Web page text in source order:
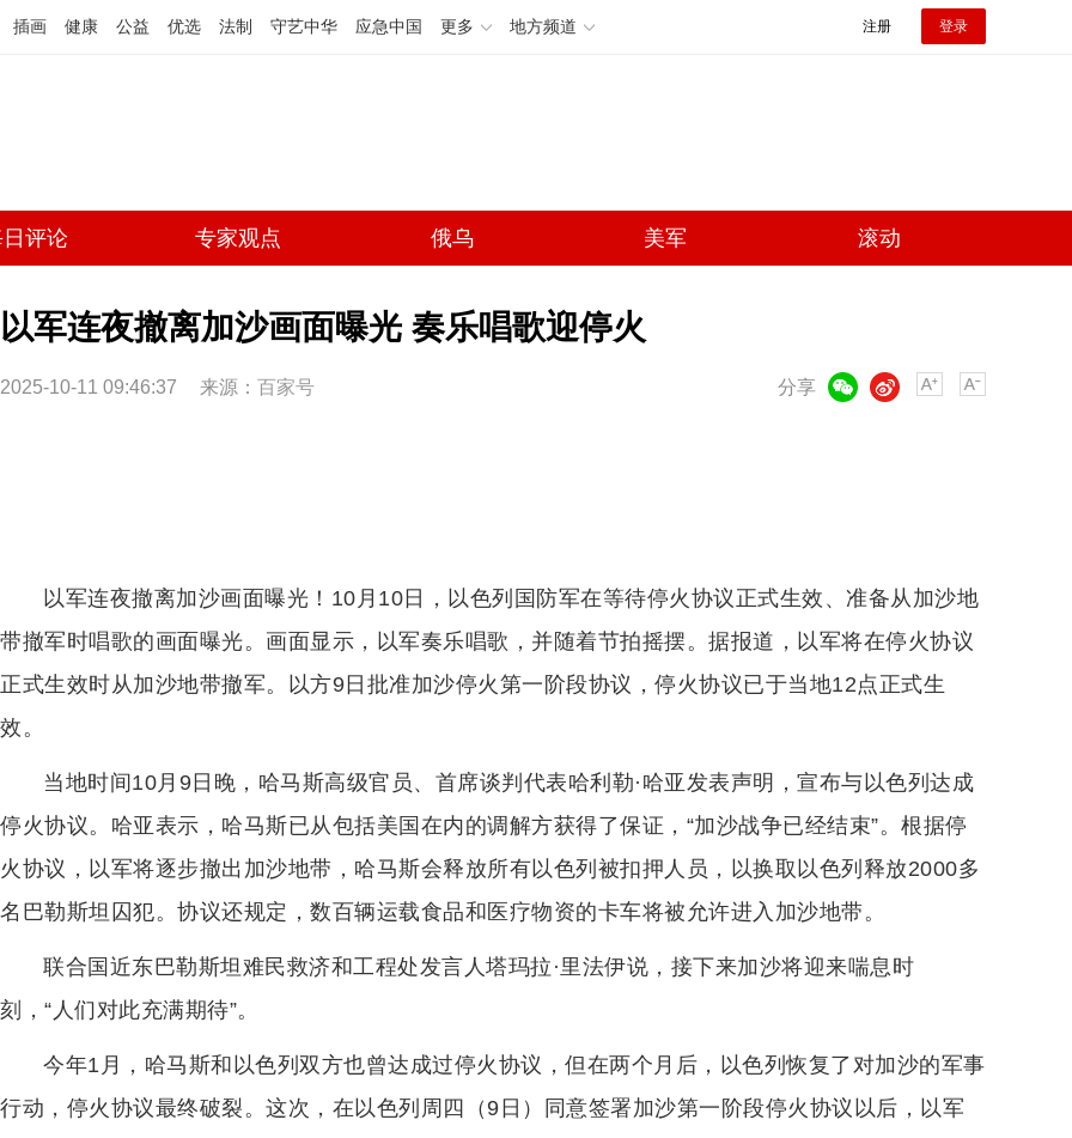
插画 健康 公益 优选 法制 守艺中华 应急中国 更多 地方频道 注册 登录
评论 专家观点 俄乌 美军 滚动
以军连夜撤离加沙画面曝光 奏乐唱歌迎停火
2025-10-11 09:46:37 来源： 百家号 分享
微博
以军连夜撤离加沙画面曝光！10月10日，以色列国防军在等待停火协议正式生效、准备从加沙地
带撤军时唱歌的画面曝光。画面显示，以军奏乐唱歌，并随着节拍摇摆。据报道，以军将在停火协议
正式生效时从加沙地带撤军。以方9日批准加沙停火第一阶段协议，停火协议已于当地12点正式生
效。
当地时间10月9日晚，哈马斯高级官员、首席谈判代表哈利勒·哈亚发表声明，宣布与以色列达成
停火协议。哈亚表示，哈马斯已从包括美国在内的调解方获得了保证，“加沙战争已经结束”。根据停
火协议，以军将逐步撤出加沙地带，哈马斯会释放所有以色列被扣押人员，以换取以色列释放2000多
名巴勒斯坦囚犯。协议还规定，数百辆运载食品和医疗物资的卡车将被允许进入加沙地带。
联合国近东巴勒斯坦难民救济和工程处发言人塔玛拉·里法伊说，接下来加沙将迎来喘息时
刻，“人们对此充满期待”。
今年1月，哈马斯和以色列双方也曾达成过停火协议，但在两个月后，以色列恢复了对加沙的军事
行动，停火协议最终破裂。这次，在以色列周四（9日）同意签署加沙第一阶段停火协议以后，以军